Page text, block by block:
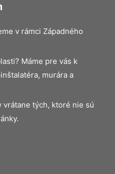
v rámci Západného
Máme pre vás k
murára a
vrátane tých, ktoré nie sú